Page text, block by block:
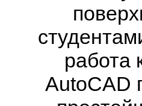
работа
AutoCAD